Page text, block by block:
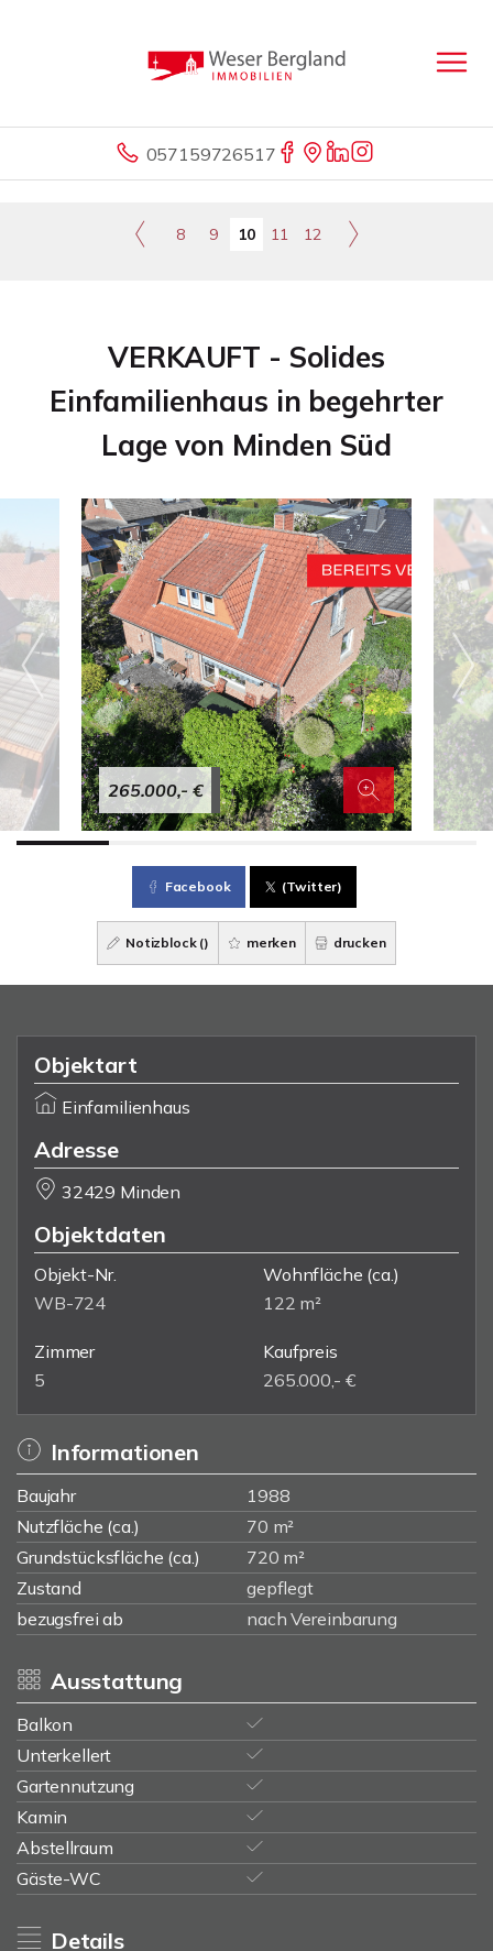
057159726517
8 9 10 11 12
VERKAUFT - Solides
Einfamilienhaus in begehrter
Lage von Minden Süd
265.000,- €
Facebook (Twitter)
Notizblock () merken drucken
Objektart
Einfamilienhaus
Adresse
32429 Minden
Objektdaten
Objekt-Nr.
WB-724
Wohnfläche (ca.)
122 m²
Zimmer
5
Kaufpreis
265.000,- €
Informationen
Baujahr
1988
Nutzfläche (ca.)
70 m²
Grundstücksfläche (ca.)
720 m²
Zustand
gepflegt
bezugsfrei ab
nach Vereinbarung
Ausstattung
Balkon
Unterkellert
Gartennutzung
Kamin
Abstellraum
Gäste-WC
Details